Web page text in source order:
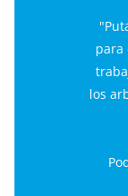
para
los